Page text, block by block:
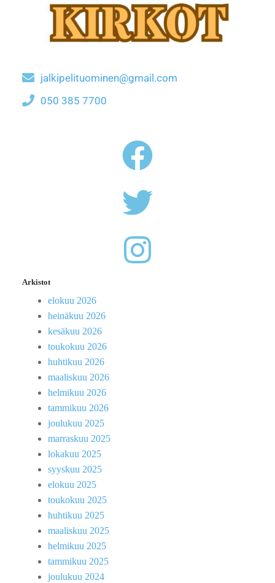
jalkipelituominen@gmail.com
050 385 7700
Arkistot
elokuu 2026
heinäkuu 2026
kesäkuu 2026
toukokuu 2026
huhtikuu 2026
maaliskuu 2026
helmikuu 2026
tammikuu 2026
joulukuu 2025
marraskuu 2025
lokakuu 2025
syyskuu 2025
elokuu 2025
toukokuu 2025
huhtikuu 2025
maaliskuu 2025
helmikuu 2025
tammikuu 2025
joulukuu 2024